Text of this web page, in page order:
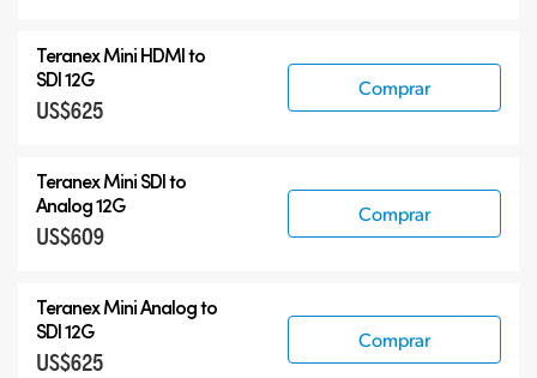
Teranex Mini HDMI to
SDI 12G
US$625
Comprar
Teranex Mini SDI to
Analog 12G
US$609
Comprar
Teranex Mini Analog to
SDI 12G
US$625
Comprar